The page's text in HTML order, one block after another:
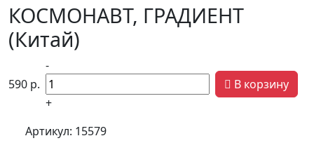
КОСМОНАВТ, ГРАДИЕНТ
(Китай)
590 р.
-
+
В корзину
Артикул: 15579